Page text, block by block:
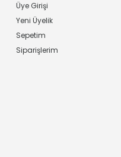
Üye Girişi
Yeni Üyelik
Sepetim
Siparişlerim